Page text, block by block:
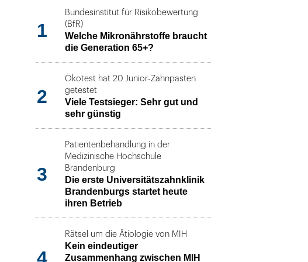
1
Bundesinstitut für Risikobewertung
(BfR)
Welche Mikronährstoffe braucht
die Generation 65+?
2
Ökotest hat 20 Junior-Zahnpasten
getestet
Viele Testsieger: Sehr gut und
sehr günstig
3
Patientenbehandlung in der
Medizinische Hochschule
Brandenburg
Die erste Universitätszahnklinik
Brandenburgs startet heute
ihren Betrieb
4
Rätsel um die Ätiologie von MIH
Kein eindeutiger
Zusammenhang zwischen MIH